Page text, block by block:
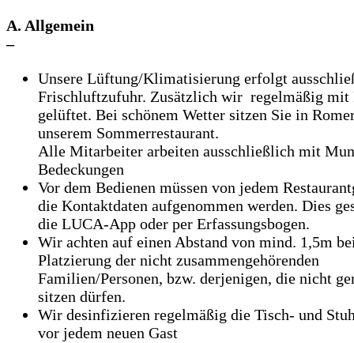
A. Allgemein
–
Unsere Lüftung/Klimatisierung erfolgt
Frischluftzufuhr. Zusätzlich wir regelmäßig
gelüftet. Bei schönem Wetter sitzen Sie in
unserem Sommerrestaurant.
Alle Mitarbeiter arbeiten ausschließlich mit
Bedeckungen
Vor dem Bedienen müssen von jedem
die Kontaktdaten aufgenommen werden. Dies
die LUCA-App oder per Erfassungsbogen.
Wir achten auf einen Abstand von mind. 1,5m
Platzierung der nicht zusammengehörenden
Familien/Personen, bzw. derjenigen, die nicht
sitzen dürfen.
Wir desinfizieren regelmäßig die Tisch- und
vor jedem neuen Gast